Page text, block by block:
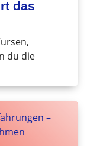
das
du die